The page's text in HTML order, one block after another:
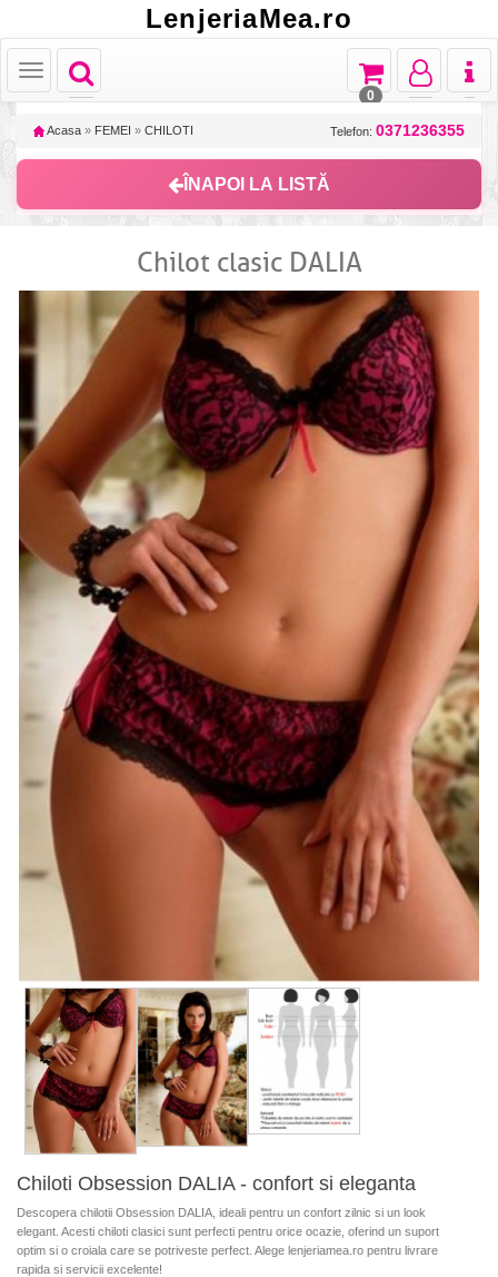
LenjeriaMea.ro
Toggle
navigation
Toggle
Toggle
navigation
Toggle
navigation
Toggle
navigation
0
Acasa » FEMEI » CHILOTI Telefon: 0371236355
ÎNAPOI LA LISTĂ
Chilot clasic DALIA
Chiloti Obsession DALIA - confort si eleganta
Descopera chilotii Obsession DALIA, ideali pentru un confort zilnic si un look
elegant. Acesti chiloti clasici sunt perfecti pentru orice ocazie, oferind un suport
optim si o croiala care se potriveste perfect. Alege lenjeriamea.ro pentru livrare
rapida si servicii excelente!